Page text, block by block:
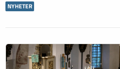
NYHETER